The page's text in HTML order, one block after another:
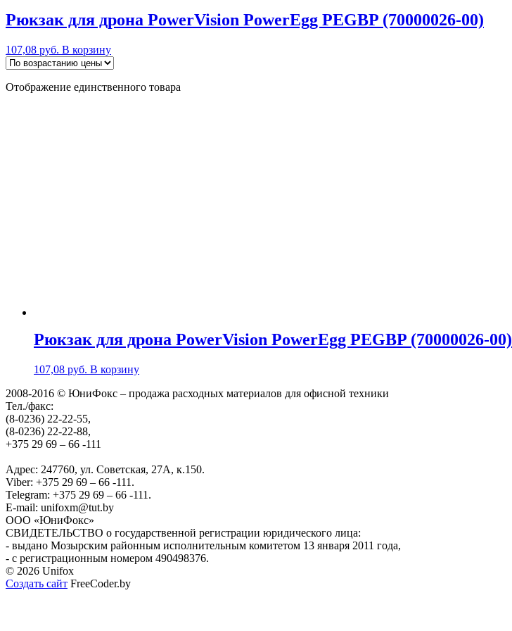
Рюкзак для дрона PowerVision PowerEgg PEGBP (70000026-00)
107,08 руб. В корзину
Отображение единственного товара
Рюкзак для дрона PowerVision PowerEgg PEGBP (70000026-00)
107,08 руб. В корзину
2008-2016 © ЮниФокс – продажа расходных материалов для офисной техники
Тел./факс:
(8-0236) 22-22-55,
(8-0236) 22-22-88,
+375 29 69 – 66 -111
Адрес: 247760, ул. Советская, 27А, к.150.
Viber: +375 29 69 – 66 -111.
Telegram: +375 29 69 – 66 -111.
E-mail: unifoxm@tut.by
ООО «ЮниФокс»
СВИДЕТЕЛЬСТВО о государственной регистрации юридического лица:
- выдано Мозырским районным исполнительным комитетом 13 января 2011 года,
- с регистрационным номером 490498376.
© 2026 Unifox
Создать сайт FreeCoder.by